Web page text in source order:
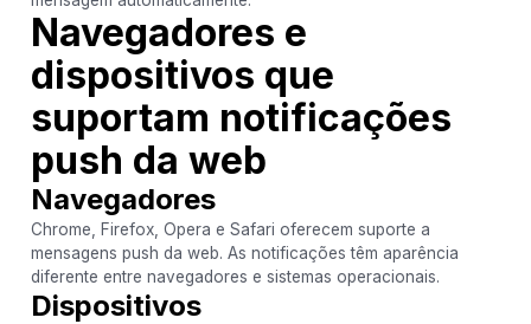
Navegadores e
dispositivos que
suportam notificações
push da web
Navegadores
Chrome, Firefox, Opera e Safari oferecem suporte a
mensagens push da web. As notificações têm aparência
diferente entre navegadores e sistemas operacionais.
Dispositivos